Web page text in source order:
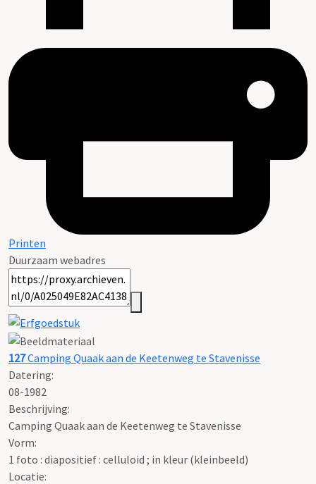
Printen
Duurzaam webadres
127Camping Quaak aan de Keetenweg te Stavenisse
Datering:
08-1982
Beschrijving:
Camping Quaak aan de Keetenweg te Stavenisse
Vorm:
1 foto : diapositief : celluloid ; in kleur (kleinbeeld)
Locatie: